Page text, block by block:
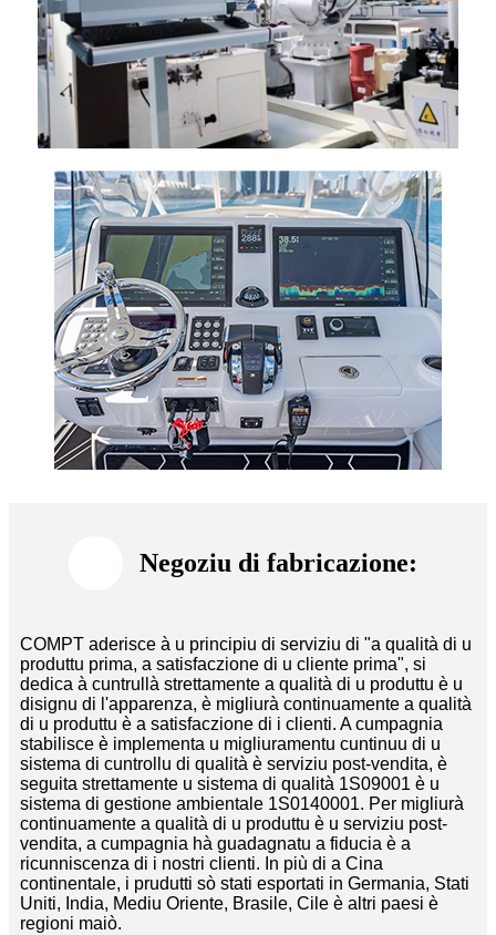
Negoziu di fabricazione:
COMPT aderisce à u principiu di serviziu di "a qualità di u
produttu prima, a satisfaczione di u cliente prima", si
dedica à cuntrullà strettamente a qualità di u produttu è u
disignu di l'apparenza, è migliurà continuamente a qualità
di u produttu è a satisfaczione di i clienti. A cumpagnia
stabilisce è implementa u migliuramentu cuntinuu di u
sistema di cuntrollu di qualità è serviziu post-vendita, è
seguita strettamente u sistema di qualità 1S09001 è u
sistema di gestione ambientale 1S0140001. Per migliurà
continuamente a qualità di u produttu è u serviziu post-
vendita, a cumpagnia hà guadagnatu a fiducia è a
ricunniscenza di i nostri clienti. In più di a Cina
continentale, i prudutti sò stati esportati in Germania, Stati
Uniti, India, Mediu Oriente, Brasile, Cile è altri paesi è
regioni maiò.